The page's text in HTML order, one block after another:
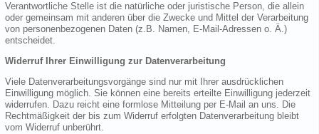
Verantwortliche Stelle ist die natürliche oder juristische Person, die allein
oder gemeinsam mit anderen über die Zwecke und Mittel der Verarbeitung
von personenbezogenen Daten (z.B. Namen, E-Mail-Adressen o. Ä.)
entscheidet.
Widerruf Ihrer Einwilligung zur Datenverarbeitung
Viele Datenverarbeitungsvorgänge sind nur mit Ihrer ausdrücklichen
Einwilligung möglich. Sie können eine bereits erteilte Einwilligung jederzeit
widerrufen. Dazu reicht eine formlose Mitteilung per E-Mail an uns. Die
Rechtmäßigkeit der bis zum Widerruf erfolgten Datenverarbeitung bleibt
vom Widerruf unberührt.